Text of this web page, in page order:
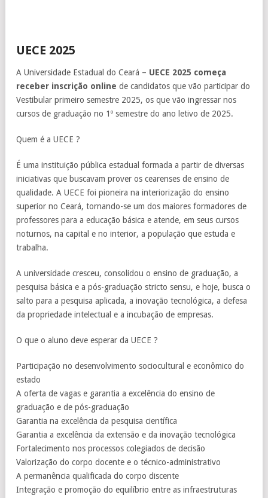
UECE 2025
A Universidade Estadual do Ceará – UECE 2025 começa
receber inscrição online de candidatos que vão participar do
Vestibular primeiro semestre 2025, os que vão ingressar nos
cursos de graduação no 1º semestre do ano letivo de 2025.
Quem é a UECE ?
É uma instituição pública estadual formada a partir de diversas
iniciativas que buscavam prover os cearenses de ensino de
qualidade. A UECE foi pioneira na interiorização do ensino
superior no Ceará, tornando-se um dos maiores formadores de
professores para a educação básica e atende, em seus cursos
noturnos, na capital e no interior, a população que estuda e
trabalha.
A universidade cresceu, consolidou o ensino de graduação, a
pesquisa básica e a pós-graduação stricto sensu, e hoje, busca o
salto para a pesquisa aplicada, a inovação tecnológica, a defesa
da propriedade intelectual e a incubação de empresas.
O que o aluno deve esperar da UECE ?
Participação no desenvolvimento sociocultural e econômico do
estado
A oferta de vagas e garantia a excelência do ensino de
graduação e de pós-graduação
Garantia na excelência da pesquisa científica
Garantia a excelência da extensão e da inovação tecnológica
Fortalecimento nos processos colegiados de decisão
Valorização do corpo docente e o técnico-administrativo
A permanência qualificada do corpo discente
Integração e promoção do equilíbrio entre as infraestruturas